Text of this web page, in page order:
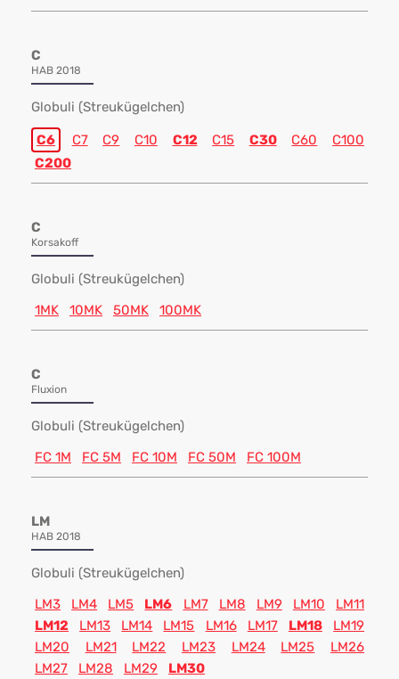
C
HAB 2018
Globuli (Streukügelchen)
C6 C7 C9 C10 C12 C15 C30 C60
C100
C200
C
Korsakoff
Globuli (Streukügelchen)
1MK
10MK 50MK 100MK
C
Fluxion
Globuli (Streukügelchen)
FC 1M
FC 5M FC 10M FC 50M FC 100M
LM
HAB 2018
Globuli (Streukügelchen)
LM3
LM4 LM5 LM6 LM7 LM8 LM9 LM10
LM11
LM12
LM13 LM14 LM15 LM16 LM17 LM18
LM19
LM20
LM21 LM22 LM23 LM24 LM25
LM26
LM27
LM28 LM29 LM30